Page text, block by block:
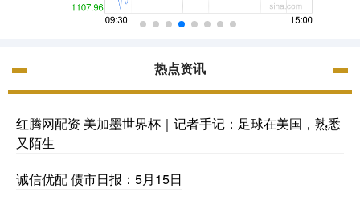
热点资讯
红腾网配资 美加墨世界杯｜记者手记：足球在美国，熟悉
又陌生
诚信优配 债市日报：5月15日